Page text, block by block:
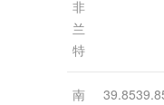
非
兰
特
南
39.85